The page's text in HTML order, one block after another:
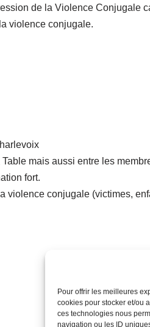
Pour offrir les meilleures
cookies pour stocker et/ou
ces technologies nous
navigation ou les ID
de la Violence Conjugale
violence conjugale.
mais aussi entre les
fort.
violence conjugale (victimes,